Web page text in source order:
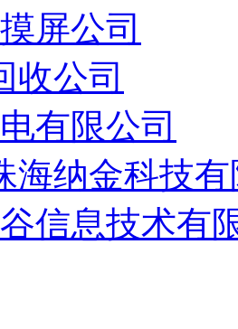
屏公司
收公司
有限公司
海纳金科技
信息技术有